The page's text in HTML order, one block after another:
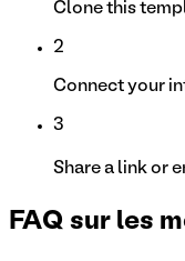
Clone this
2
Connect your
3
Share a link or
FAQ sur les